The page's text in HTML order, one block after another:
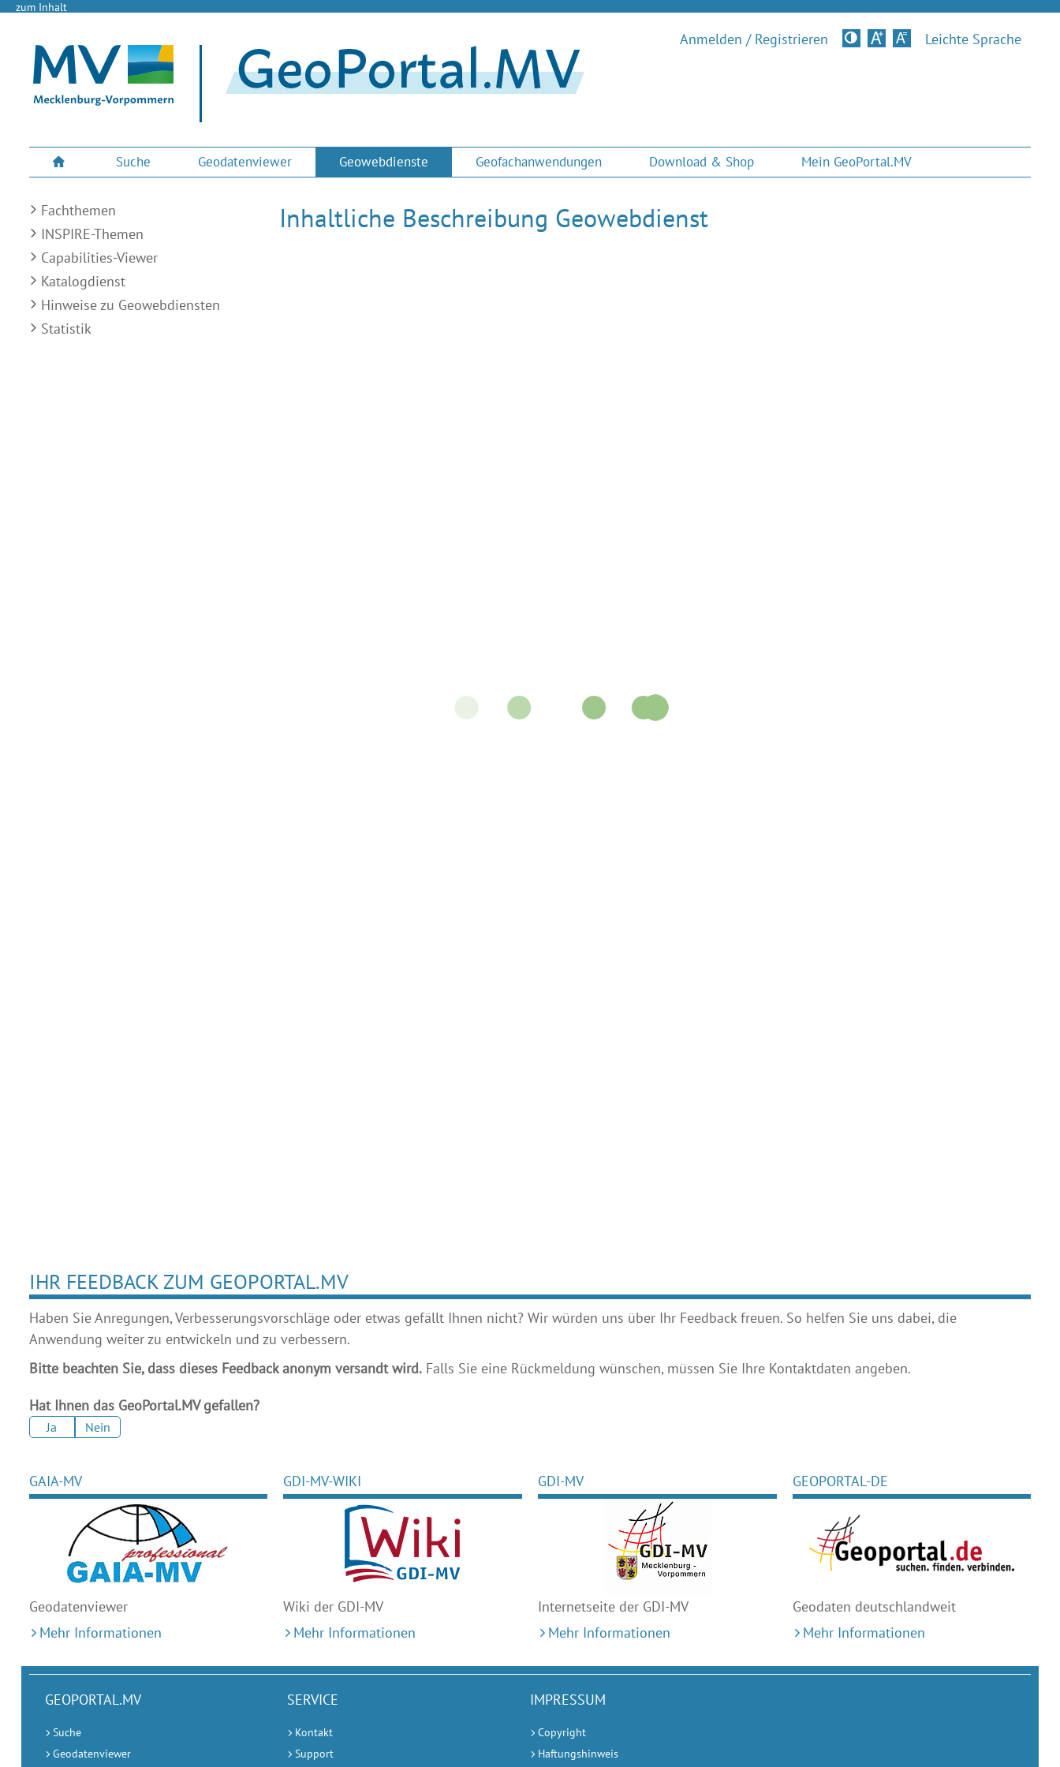
zum Inhalt
Anmelden / Registrieren KontrastversionLeichte Sprache
Suche Geodatenviewer Geowebdienste Geofachanwendungen Download & Shop Mein GeoPortal.MV
Fachthemen
INSPIRE-Themen
Capabilities-Viewer
Katalogdienst
Hinweise zu Geowebdiensten
Statistik
Inhaltliche Beschreibung Geowebdienst
IHR FEEDBACK ZUM GEOPORTAL.MV
Haben Sie Anregungen, Verbesserungsvorschläge oder etwas gefällt Ihnen nicht? Wir würden uns über Ihr Feedback freuen. So helfen Sie uns dabei, die
Anwendung weiter zu entwickeln und zu verbessern.
Bitte beachten Sie, dass dieses Feedback anonym versandt wird.Falls Sie eine Rückmeldung wünschen, müssen Sie Ihre Kontaktdaten angeben.
Hat Ihnen das GeoPortal.MV gefallen?
Ja Nein
GAIA-MV
Geodatenviewer
Mehr Informationen
GDI-MV-WIKI
Wiki der GDI-MV
Mehr Informationen
GDI-MV
Internetseite der GDI-MV
Mehr Informationen
GEOPORTAL-DE
Geodaten deutschlandweit
Mehr Informationen
GEOPORTAL.MV
Suche
Geodatenviewer
SERVICE
Kontakt
Support
IMPRESSUM
Copyright
Haftungshinweis